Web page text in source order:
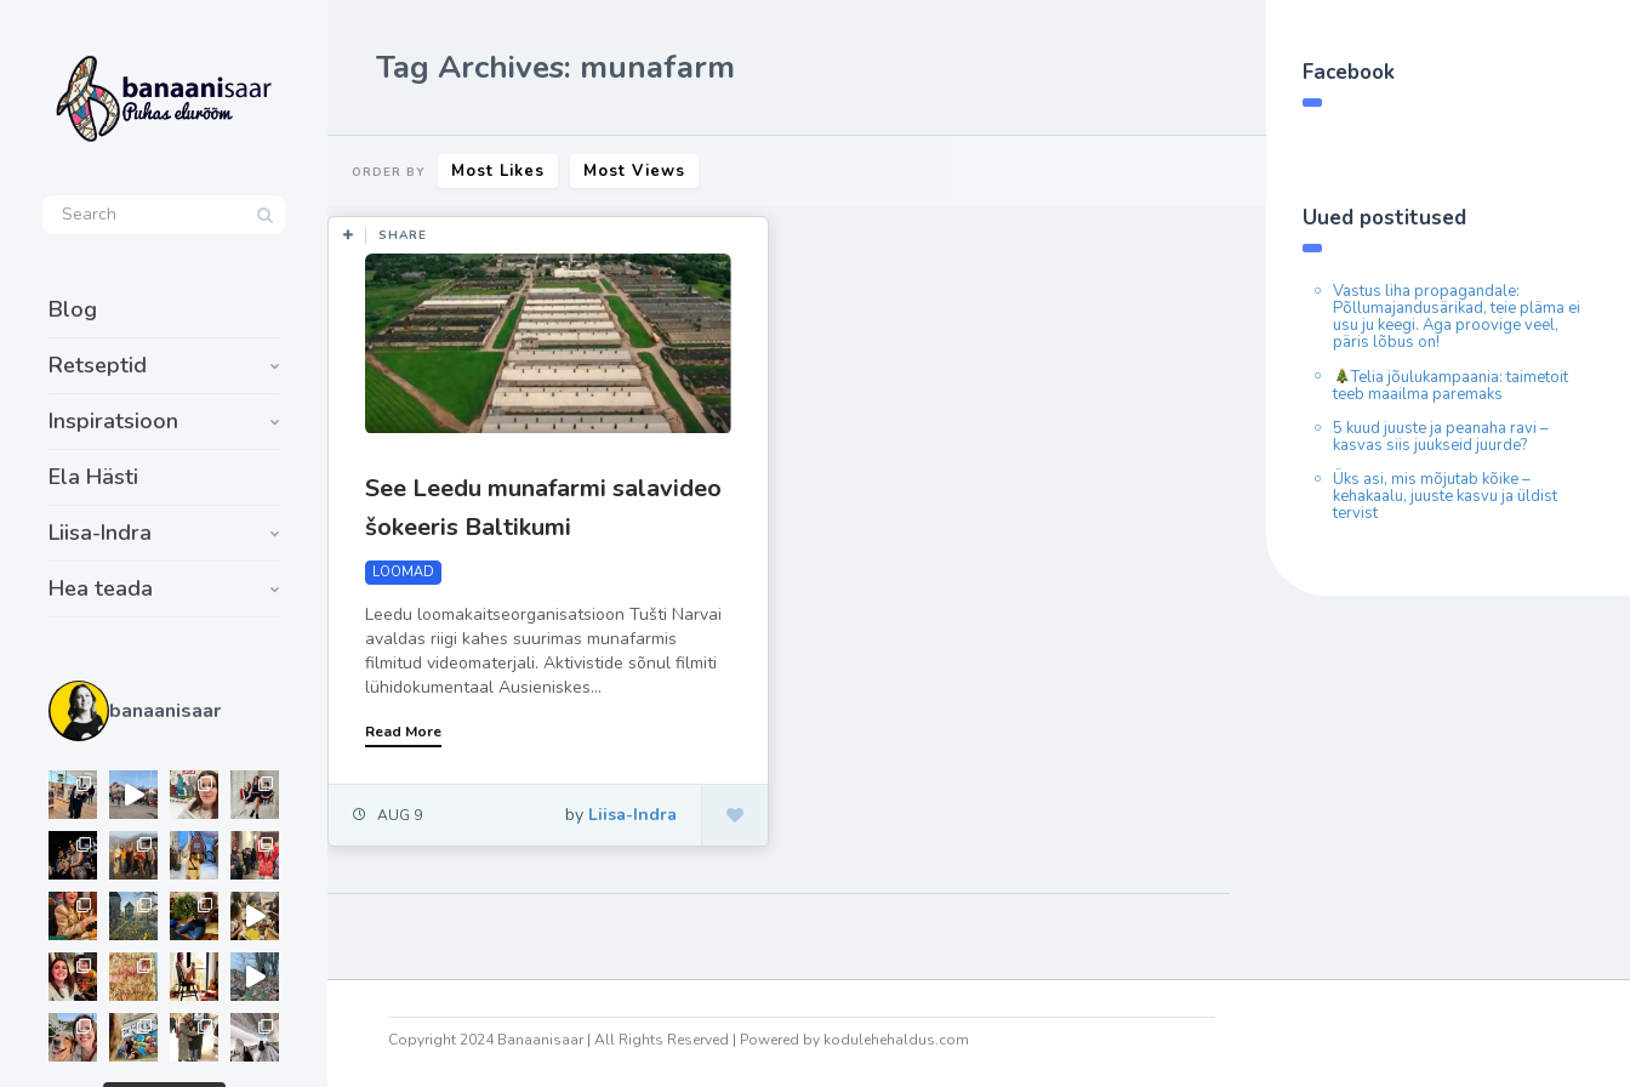
Blog
Retseptid
Inspiratsioon
Ela Hästi
Liisa-Indra
Hea teada
banaanisaar
Tag Archives: munafarm
ORDER BY Most Likes Most Views
SHARE
See Leedu munafarmi salavideo
šokeeris Baltikumi
LOOMAD
Leedu loomakaitseorganisatsioon Tušti Narvai
avaldas riigi kahes suurimas munafarmis
filmitud videomaterjali. Aktivistide sõnul filmiti
lühidokumentaal Ausieniskes...
Read More
AUG 9 by Liisa-Indra
Facebook
Uued postitused
Vastus liha propagandale:
Põllumajandusärikad, teie pläma ei
usu ju keegi. Aga proovige veel,
päris lõbus on!
Telia jõulukampaania: taimetoit
teeb maailma paremaks
5 kuud juuste ja peanaha ravi –
kasvas siis juukseid juurde?
Üks asi, mis mõjutab kõike –
kehakaalu, juuste kasvu ja üldist
tervist
Copyright 2024 Banaanisaar | All Rights Reserved | Powered by kodulehehaldus.com